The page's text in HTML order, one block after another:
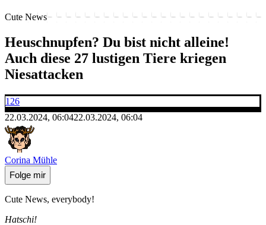
Cute News
Heuschnupfen? Du bist nicht alleine!
Auch diese 27 lustigen Tiere kriegen
Niesattacken
126
22.03.2024, 06:0422.03.2024, 06:04
Corina Mühle
Folge mir
Cute News, everybody!
Hatschi!